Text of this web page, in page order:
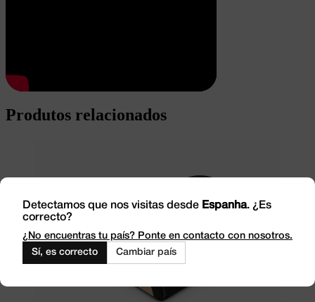
Produtos relacionados
Detectamos que nos visitas desde Espanha. ¿Es
correcto?
¿No encuentras tu país? Ponte en contacto con nosotros.
Sí, es correcto
Cambiar país